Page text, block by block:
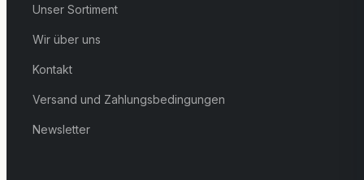
Unser Sortiment
Wir über uns
Kontakt
Versand und Zahlungsbedingungen
Newsletter